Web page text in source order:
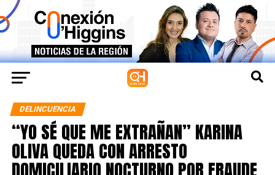
DELINCUENCIA
“YO SÉ QUE ME EXTRAÑAN” KARINA
OLIVA QUEDA CON ARRESTO